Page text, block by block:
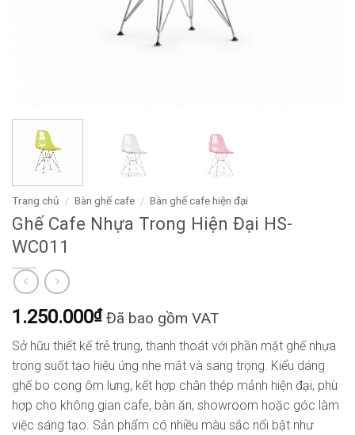
Trang chủ / Bàn ghế cafe / Bàn ghế cafe hiện đại
Ghế Cafe Nhựa Trong Hiện Đại HS-
WC011
1.250.000₫ Đã bao gồm VAT
Sở hữu thiết kế trẻ trung, thanh thoát với phần mặt ghế nhựa
trong suốt tạo hiệu ứng nhẹ mắt và sang trọng. Kiểu dáng
ghế bo cong ôm lưng, kết hợp chân thép mảnh hiện đại, phù
hợp cho không gian cafe, bàn ăn, showroom hoặc góc làm
việc sáng tạo. Sản phẩm có nhiều màu sắc nổi bật như